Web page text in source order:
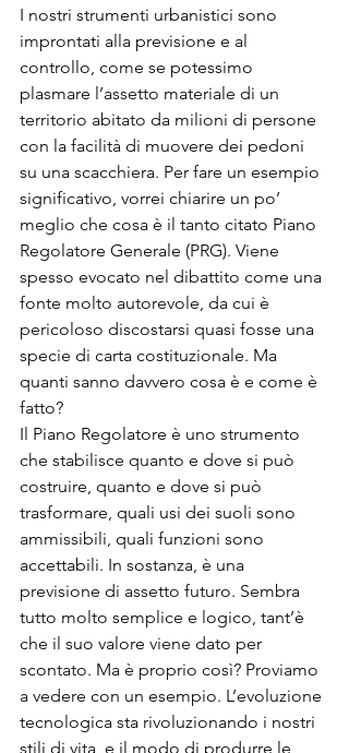
I nostri strumenti urbanistici sono
improntati alla previsione e al
controllo, come se potessimo
plasmare l’assetto materiale di un
territorio abitato da milioni di persone
con la facilità di muovere dei pedoni
su una scacchiera. Per fare un esempio
significativo, vorrei chiarire un po’
meglio che cosa è il tanto citato Piano
Regolatore Generale (PRG). Viene
spesso evocato nel dibattito come una
fonte molto autorevole, da cui è
pericoloso discostarsi quasi fosse una
specie di carta costituzionale. Ma
quanti sanno davvero cosa è e come è
fatto?
Il Piano Regolatore è uno strumento
che stabilisce quanto e dove si può
costruire, quanto e dove si può
trasformare, quali usi dei suoli sono
ammissibili, quali funzioni sono
accettabili. In sostanza, è una
previsione di assetto futuro. Sembra
tutto molto semplice e logico, tant’è
che il suo valore viene dato per
scontato. Ma è proprio così? Proviamo
a vedere con un esempio. L’evoluzione
tecnologica sta rivoluzionando i nostri
stili di vita, e il modo di produrre le